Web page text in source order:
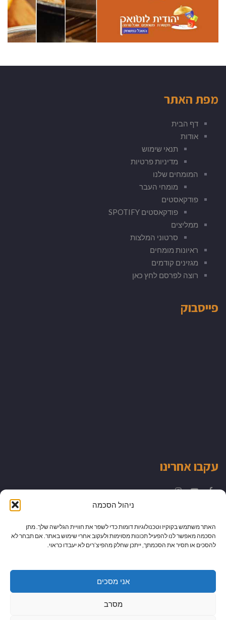
ניהול הסכמה
האתר משתמש בקוקיז וטכנולוגיות דומות כדי לשפר את חוויית הגלישה שלך. מתן
הסכמה מאפשר לנו להפעיל תכונות מסוימות ולעקוב אחרי שימוש באתר. אם תבחר לא
להסכים או תסיר את הסכמתך, ייתכן שחלק מהפיצ’רים לא יעבדו כראוי.
אני מסכים
מסרב
מפת האתר
דף הבית
אודות
תנאי שימוש
מדיניות פרטיות
המומחים שלנו
מומחי העבר
פודקאסטים
פודקאסטים SPOTIFY
ממליצים
סרטוני המלצות
ראיונות מומחים
מגזינים קודמים
רוצה לפרסם לחץ כאן
פייסבוק
עקבו אחרינו